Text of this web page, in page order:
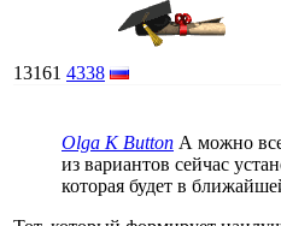
13161 4338
Olga K Button А можно
из вариантов сейчас
которая будет в